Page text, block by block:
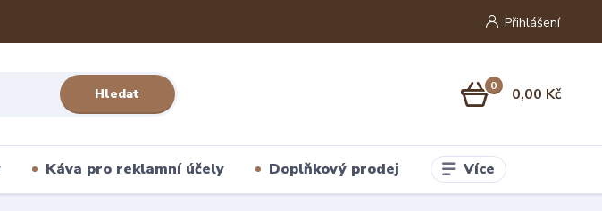
Přihlášení
Hledat 0 0,00 Kč
Káva pro reklamní účely Doplňkový prodej Více